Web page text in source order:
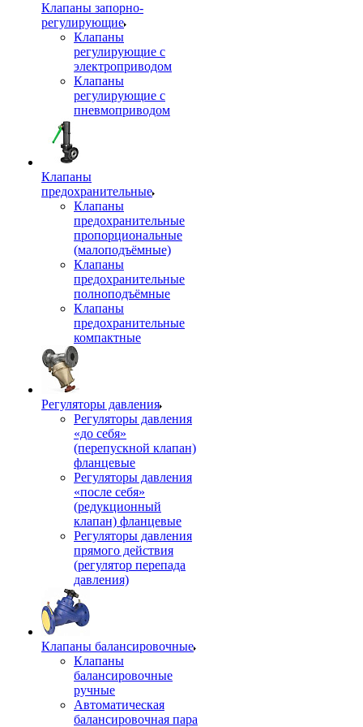
Клапаны запорно-
регулирующие
Клапаны
регулирующие с
электроприводом
Клапаны
регулирующие с
пневмоприводом
Клапаны
предохранительные
Клапаны
предохранительные
пропорциональные
(малоподъёмные)
Клапаны
предохранительные
полноподъёмные
Клапаны
предохранительные
компактные
Регуляторы давления
Регуляторы давления
«до себя»
(перепускной клапан)
фланцевые
Регуляторы давления
«после себя»
(редукционный
клапан) фланцевые
Регуляторы давления
прямого действия
(регулятор перепада
давления)
Клапаны балансировочные
Клапаны
балансировочные
ручные
Автоматическая
балансировочная пара